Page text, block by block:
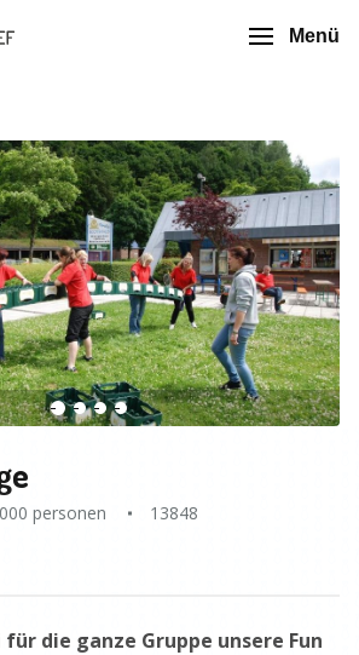
Menü
personen 13848
für die ganze Gruppe unsere Fun